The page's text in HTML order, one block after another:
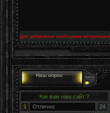
Для добавления необходима авторизация
Наш опрос
Как вам наш сайт ?
1
Отлично
24